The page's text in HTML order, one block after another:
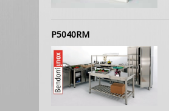
P5040RM